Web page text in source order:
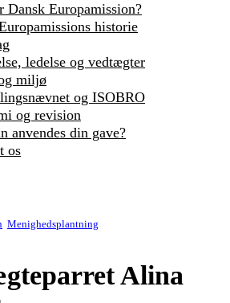
Dansk Europamission?
historie
ledelse og vedtægter
miljø
og ISOBRO
og revision
anvendes din gave?
os
Menighedsplantning
Alina